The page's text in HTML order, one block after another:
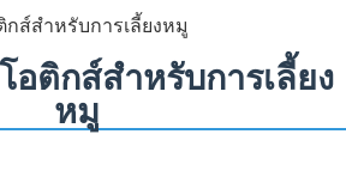
กส์สำหรับการเลี้ยงหมู
อติกส์สำหรับการเลี้ยง
หมู